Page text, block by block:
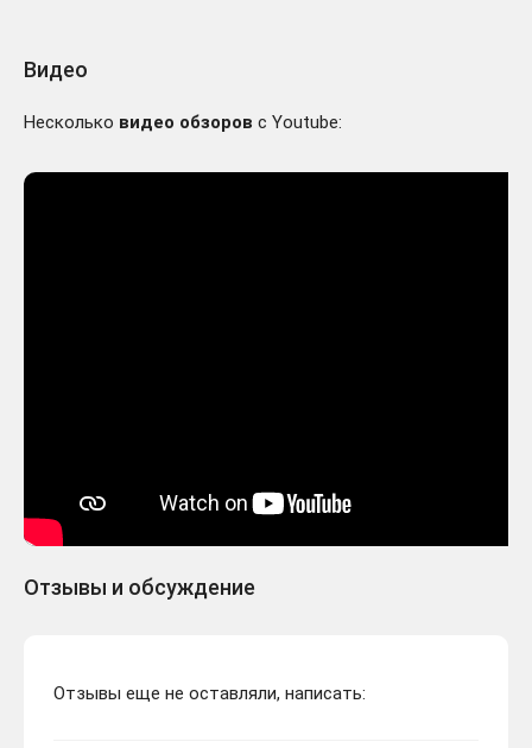
Видео
Несколько видео обзоров с Youtube:
Отзывы и обсуждение
Отзывы еще не оставляли, написать: